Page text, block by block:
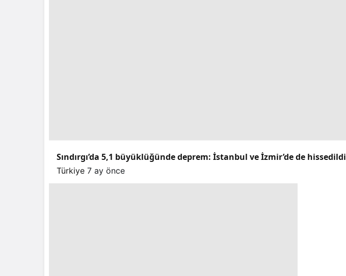
Sındırgı’da 5,1 büyüklüğünde deprem: İstanbul ve İzmir’de de hissedildi
Türkiye 7 ay önce